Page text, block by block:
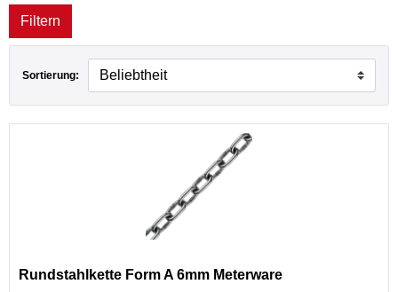
Filtern
Sortierung:
Rundstahlkette Form A 6mm Meterware